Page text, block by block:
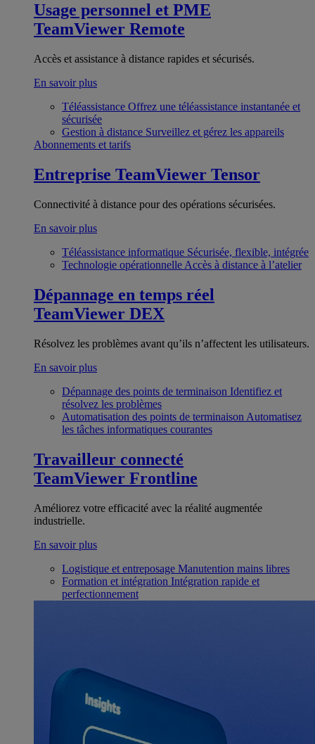
Usage personnel et PME
TeamViewer Remote
Accès et assistance à distance rapides et sécurisés.
En savoir plus
Téléassistance Offrez une téléassistance instantanée et
sécurisée
Gestion à distance Surveillez et gérez les appareils
Abonnements et tarifs
Entreprise TeamViewer Tensor
Connectivité à distance pour des opérations sécurisées.
En savoir plus
Téléassistance informatique Sécurisée, flexible, intégrée
Technologie opérationnelle Accès à distance à l’atelier
Dépannage en temps réel
TeamViewer DEX
Résolvez les problèmes avant qu’ils n’affectent les utilisateurs.
En savoir plus
Dépannage des points de terminaison Identifiez et
résolvez les problèmes
Automatisation des points de terminaison Automatisez
les tâches informatiques courantes
Travailleur connecté
TeamViewer Frontline
Améliorez votre efficacité avec la réalité augmentée
industrielle.
En savoir plus
Logistique et entreposage Manutention mains libres
Formation et intégration Intégration rapide et
perfectionnement